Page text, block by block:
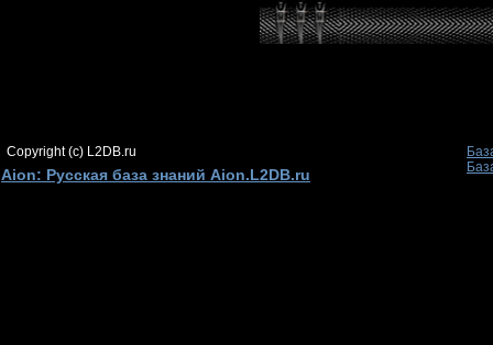
Copyright (c) L2DB.ru
Aion: Русская база знаний Aion.L2DB.ru